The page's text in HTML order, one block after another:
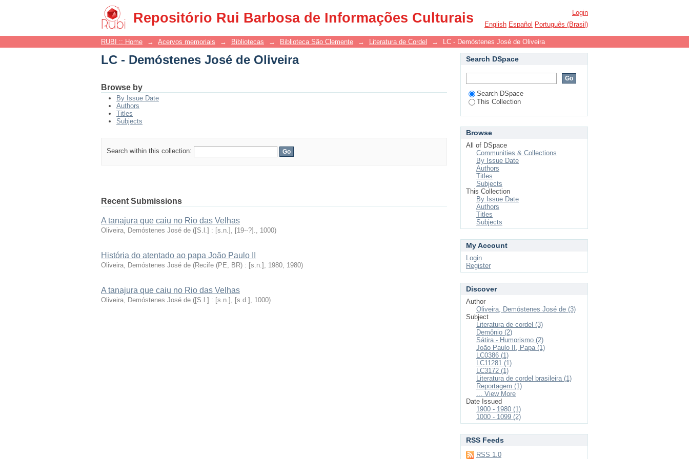
Repositório Rui Barbosa de Informações Culturais
LC - Demóstenes José de Oliveira
Login
English Español Português (Brasil)
RUBI :: Home → Acervos memoriais → Bibliotecas → Biblioteca São Clemente → Literatura de Cordel → LC - Demóstenes José de Oliveira
LC - Demóstenes José de Oliveira
Browse by
By Issue Date
Authors
Titles
Subjects
Search within this collection:
Recent Submissions
A tanajura que caiu no Rio das Velhas
Oliveira, Demóstenes José de ([S.l.] : [s.n.], [19--?]., 1000)
História do atentado ao papa João Paulo II
Oliveira, Demóstenes José de (Recife (PE, BR) : [s.n.], 1980, 1980)
A tanajura que caiu no Rio das Velhas
Oliveira, Demóstenes José de ([S.l.] : [s.n.], [s.d.] , 1000)
Search DSpace
Search DSpace
This Collection
Browse
All of DSpace
Communities & Collections
By Issue Date
Authors
Titles
Subjects
This Collection
By Issue Date
Authors
Titles
Subjects
My Account
Login
Register
Discover
Author
Oliveira, Demóstenes José de (3)
Subject
Literatura de cordel (3)
Demônio (2)
Sátira - Humorismo (2)
João Paulo II, Papa (1)
LC0386 (1)
LC11281 (1)
LC3172 (1)
Literatura de cordel brasileira (1)
Reportagem (1)
... View More
Date Issued
1900 - 1980 (1)
1000 - 1099 (2)
RSS Feeds
RSS 1.0